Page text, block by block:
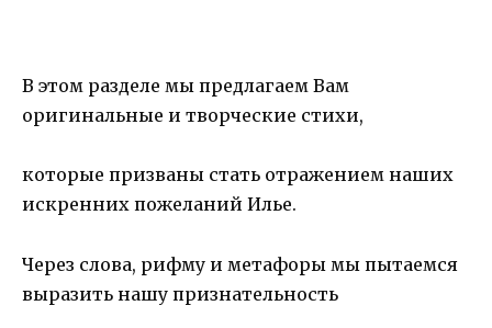
В этом разделе мы предлагаем Вам
оригинальные и творческие стихи,
которые призваны стать отражением наших
искренних пожеланий Илье.
Через слова, рифму и метафоры мы пытаемся
выразить нашу признательность